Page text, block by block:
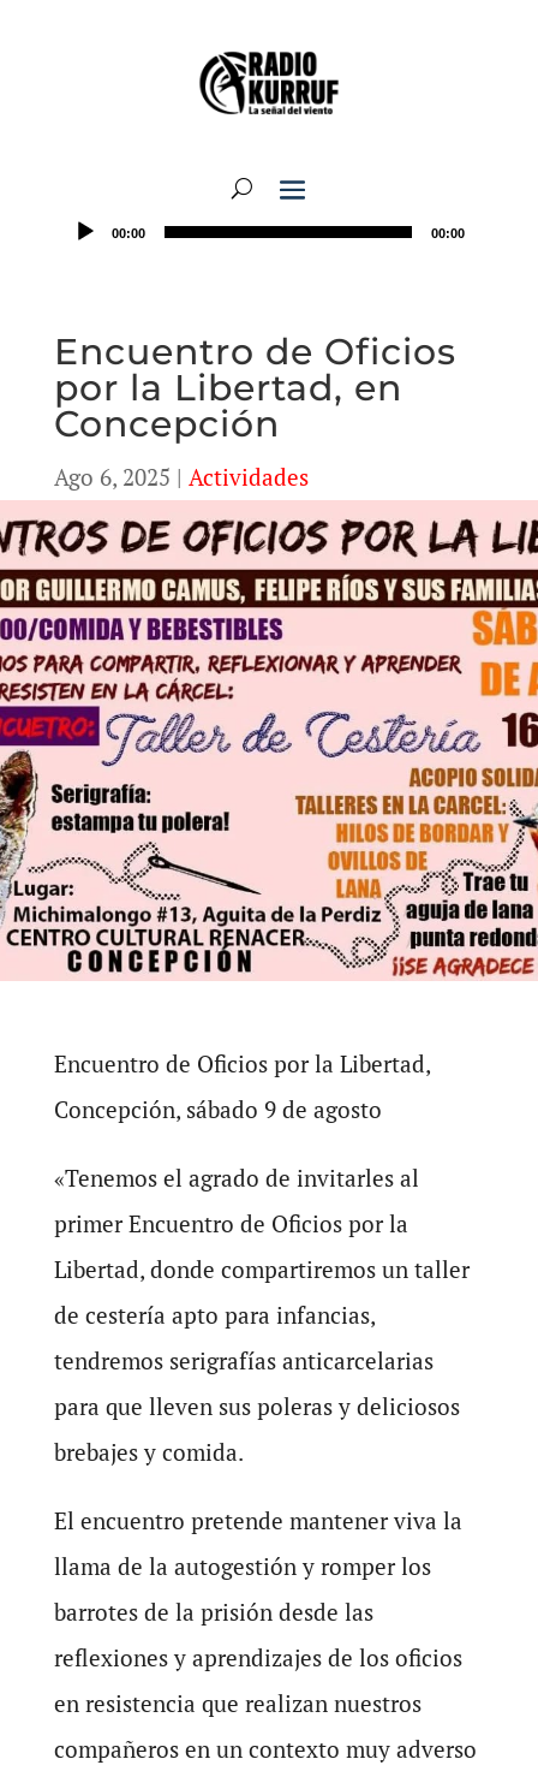
00:00 00:00
Encuentro de Oficios
por la Libertad, en
Concepción
Ago 6, 2025 | Actividades
Encuentro de Oficios por la Libertad,
Concepción, sábado 9 de agosto
«Tenemos el agrado de invitarles al
primer Encuentro de Oficios por la
Libertad, donde compartiremos un taller
de cestería apto para infancias,
tendremos serigrafías anticarcelarias
para que lleven sus poleras y deliciosos
brebajes y comida.
El encuentro pretende mantener viva la
llama de la autogestión y romper los
barrotes de la prisión desde las
reflexiones y aprendizajes de los oficios
en resistencia que realizan nuestros
compañeros en un contexto muy adverso